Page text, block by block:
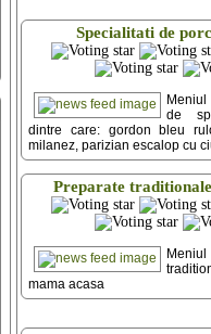
Specialitati de
de
dintre care: gordon bleu
milanez, parizian escalop cu
Preparate
mama acasa